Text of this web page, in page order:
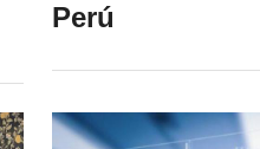
Perú